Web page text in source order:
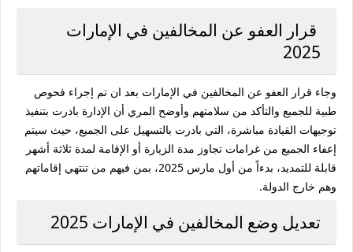
قرار العفو عن المخالفين في الإمارات
2025
وجاء قرار العفو عن المخالفين في الإمارات بعد ان تم إجراء فحوص
طبية للجميع والتأكد من سلامتهم وأوضح المري أن الإدارة بادرت بتنفيذ
توجيهات القيادة مباشرة، التي بادرت بالتسهيل على الجميع، حيث سيتم
إعفاء الجميع من غرامات تجاوز مدة الزيارة أو الإقامة لمدة ثلاثة أشهر
قابلة للتمديد، بدءاً من أول مارس 2025، بمن فيهم من تنتهي إقاماتهم
وهم خارج الدولة.
تعديل وضع المخالفين في الإمارات 2025